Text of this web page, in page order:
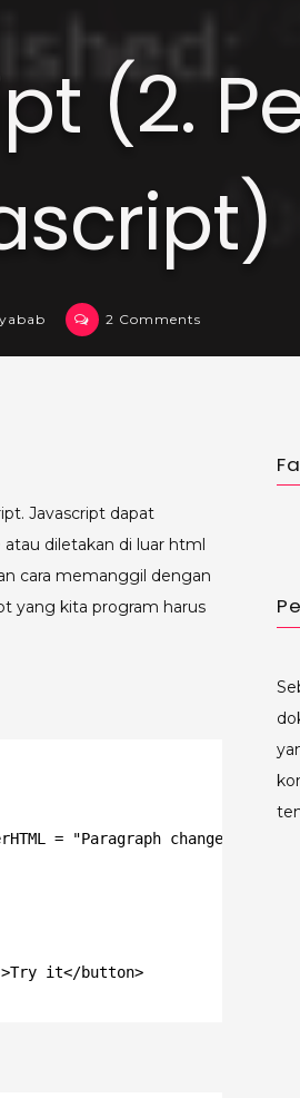
(2.
2 Commentson
Javascript dapat
diletakan di luar html
cara memanggil dengan
yang kita program harus
= "Paragraph changed.";
it</button>